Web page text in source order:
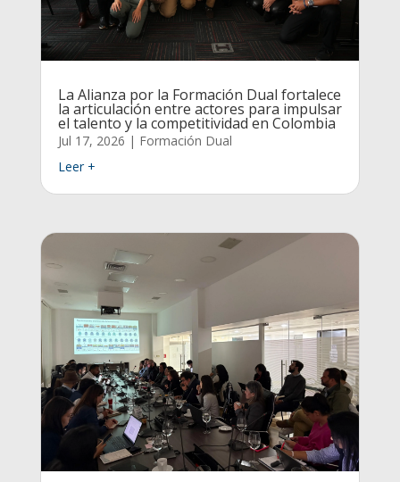
La Alianza por la Formación Dual fortalece
la articulación entre actores para impulsar
el talento y la competitividad en Colombia
Jul 17, 2026 | Formación Dual
Leer +